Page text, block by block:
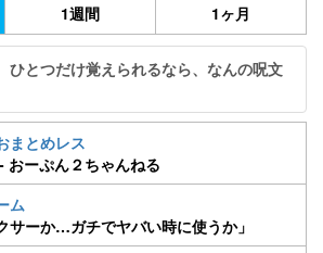
1週間 1ヶ月
とつだけ覚えられるなら、なんの呪文
まとめレス
おーぷん２ちゃんねる
ム
サーか…ガチでヤバい時に使うか」